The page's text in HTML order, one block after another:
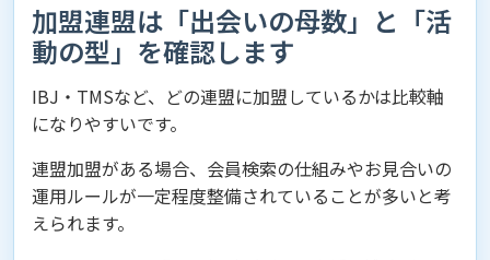
加盟連盟は「出会いの母数」と「活
動の型」を確認します
IBJ・TMSなど、どの連盟に加盟しているかは比較軸
になりやすいです。
連盟加盟がある場合、会員検索の仕組みやお見合いの
運用ルールが一定程度整備されていることが多いと考
えられます。